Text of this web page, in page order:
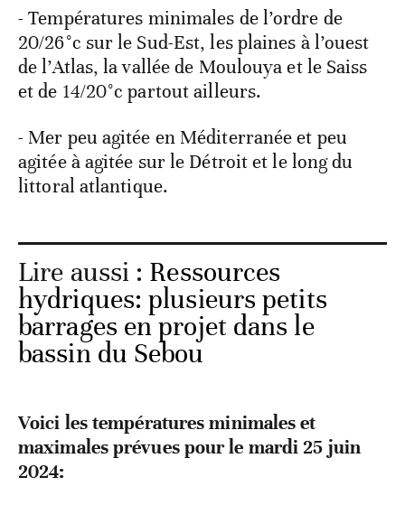
- Températures minimales de l’ordre de
20/26°c sur le Sud-Est, les plaines à l’ouest
de l’Atlas, la vallée de Moulouya et le Saiss
et de 14/20°c partout ailleurs.
- Mer peu agitée en Méditerranée et peu
agitée à agitée sur le Détroit et le long du
littoral atlantique.
Lire aussi : Ressources
hydriques: plusieurs petits
barrages en projet dans le
bassin du Sebou
Voici les températures minimales et
maximales prévues pour le mardi 25 juin
2024: